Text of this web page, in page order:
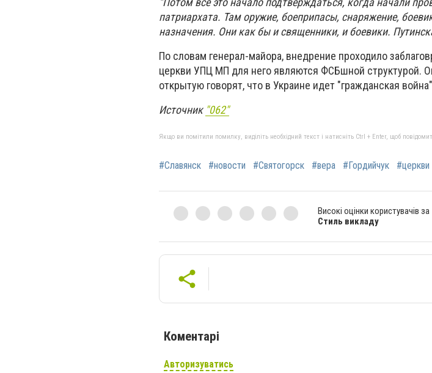
патриархата. Там оружие, боеприпасы, снаряжение,
назначения. Они как бы и священники, и боевики.
По словам генерал-майора, внедрение проходило
церкви УПЦ МП для него являются ФСБшной структурой.
открытую говорят, что в Украине идет "гражданская
Источник "062"
Якщо ви помітили помилку, виділіть необхідний текст і натисніть Ctrl + Enter, щоб
#Славянск #новости #Святогорск #вера #Гордийчук #церкви
Високі оцінки користувачів за
Стиль викладу
Коментарі
Авторизуватись